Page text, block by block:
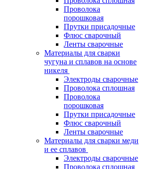
Проволока
порошковая
Прутки присадочные
Флюс сварочный
Ленты сварочные
Материалы для сварки
чугуна и сплавов на основе
никеля
Электроды сварочные
Проволока сплошная
Проволока
порошковая
Прутки присадочные
Флюс сварочный
Ленты сварочные
Материалы для сварки меди
и ее сплавов
Электроды сварочные
Проволока сплошная